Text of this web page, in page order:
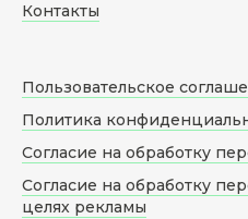
Контакты
Пользовательское
Политика
Согласие на обработку
Согласие на обработку
целях рекламы